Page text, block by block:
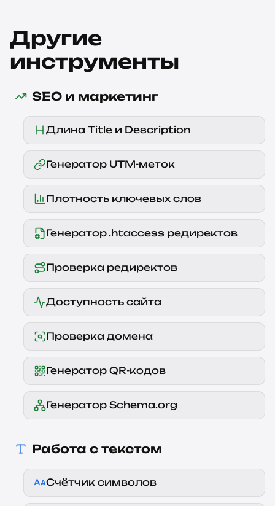
Другие
инструменты
SEO и маркетинг
Длина Title и Description
Генератор UTM-меток
Плотность ключевых слов
Генератор .htaccess редиректов
Проверка редиректов
Доступность сайта
Проверка домена
Генератор QR-кодов
Генератор Schema.org
Работа с текстом
Счётчик символов